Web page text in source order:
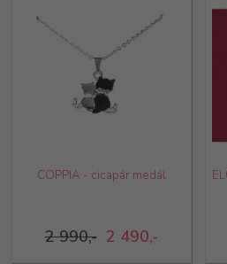
2 990,- 2 490,-
COPPIA - cicapár medál